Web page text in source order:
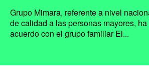
Grupo Mimara, referente a nivel
de calidad a las personas mayores,
acuerdo con el grupo familiar El...